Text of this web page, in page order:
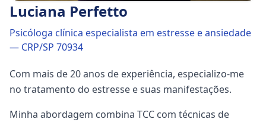
Luciana Perfetto
Psicóloga clínica especialista em estresse e ansiedade
— CRP/SP 70934
Com mais de 20 anos de experiência, especializo-me
no tratamento do estresse e suas manifestações.
Minha abordagem combina TCC com técnicas de